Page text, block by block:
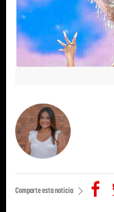
Comparte esta noticia